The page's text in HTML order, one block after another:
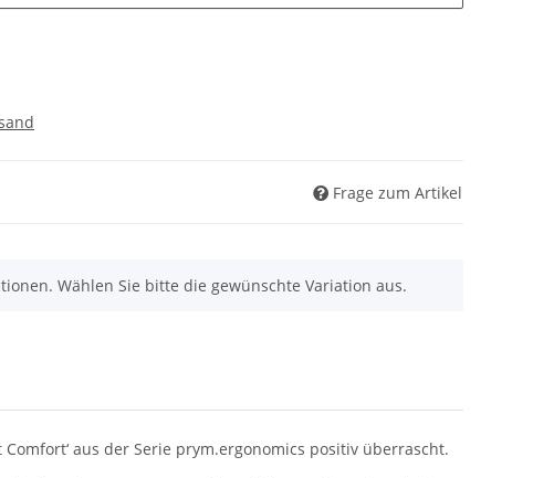
Frage zum Artikel
Wählen Sie bitte die gewünschte Variation aus.
aus der Serie prym.ergonomics positiv überrascht.